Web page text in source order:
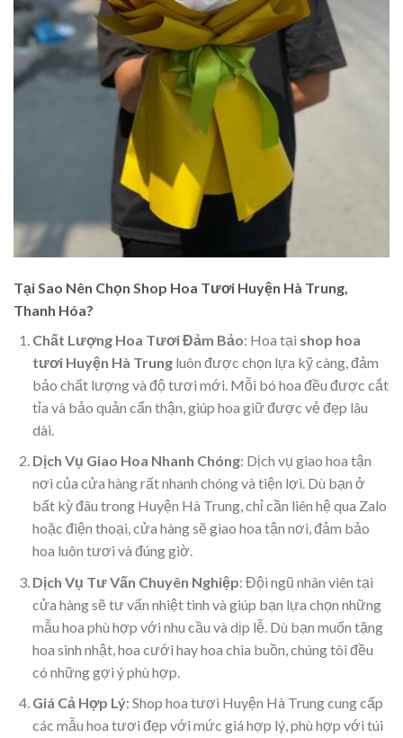
Tại Sao Nên Chọn Shop Hoa Tươi Huyện Hà Trung,
Thanh Hóa?
Chất Lượng Hoa Tươi Đảm Bảo: Hoa tại shop hoa
tươi Huyện Hà Trungluôn được chọn lựa kỹ càng, đảm
bảo chất lượng và độ tươi mới. Mỗi bó hoa đều được cắt
tỉa và bảo quản cẩn thận, giúp hoa giữ được vẻ đẹp lâu
dài.
Dịch Vụ Giao Hoa Nhanh Chóng: Dịch vụ giao hoa tận
nơi của cửa hàng rất nhanh chóng và tiện lợi. Dù bạn ở
bất kỳ đâu trong Huyện Hà Trung, chỉ cần liên hệ qua Zalo
hoặc điện thoại, cửa hàng sẽ giao hoa tận nơi, đảm bảo
hoa luôn tươi và đúng giờ.
Dịch Vụ Tư Vấn Chuyên Nghiệp: Đội ngũ nhân viên tại
cửa hàng sẽ tư vấn nhiệt tình và giúp bạn lựa chọn những
mẫu hoa phù hợp với nhu cầu và dịp lễ. Dù bạn muốn tặng
hoa sinh nhật, hoa cưới hay hoa chia buồn, chúng tôi đều
có những gợi ý phù hợp.
Giá Cả Hợp Lý: Shop hoa tươi Huyện Hà Trung cung cấp
các mẫu hoa tươi đẹp với mức giá hợp lý, phù hợp với túi